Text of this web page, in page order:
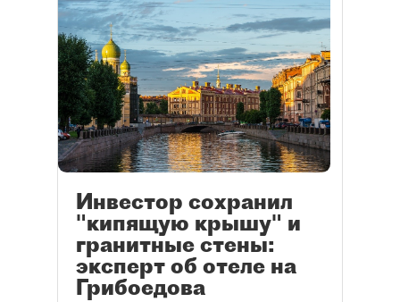
Инвестор сохранил
"кипящую крышу" и
гранитные стены:
эксперт об отеле на
Грибоедова